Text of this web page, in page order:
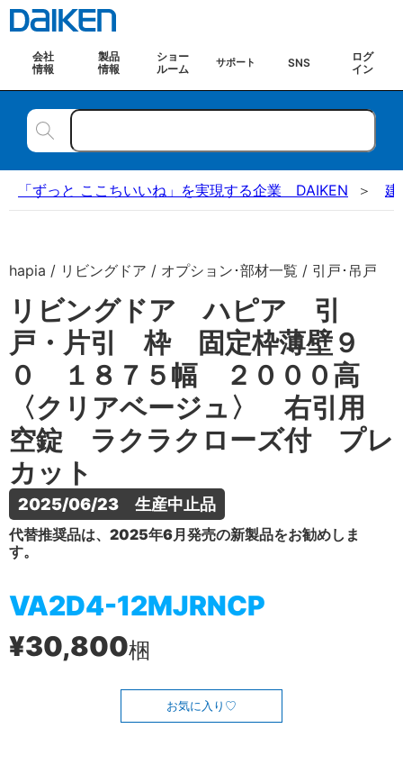
会社
情報
製品
情報
ショー
ルーム
サポート SNS
ログ
イン
「ずっと ここちいいね」を実現する企業 DAIKEN 建
hapia / リビングドア / オプション･部材一覧 / 引戸･吊戸
リビングドア ハピア 引
戸・片引 枠 固定枠薄壁９
０ １８７５幅 ２０００高
〈クリアベージュ〉 右引用
空錠 ラクラクローズ付 プレ
カット
2025/06/23　生産中止品
代替推奨品は、2025年6月発売の新製品をお勧めしま
す。
VA2D4-12MJRNCP
¥30,800梱
お気に入り